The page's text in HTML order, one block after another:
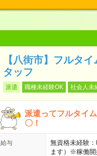
【八街市】フルタ
タッフ
派遣 職種未経験OK 社会人未
派遣ってフルタイ
〇！
給与
無資格未経験
ます）※稼働開